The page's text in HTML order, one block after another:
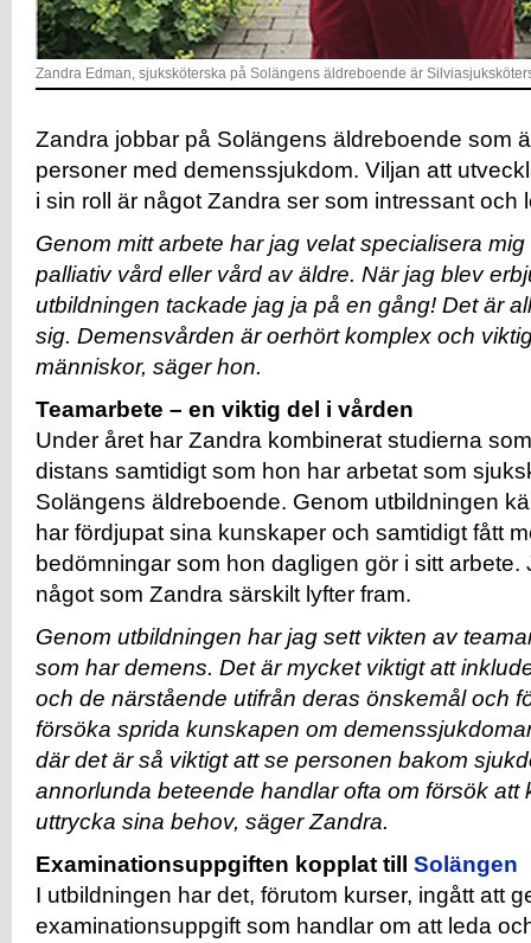
Zandra Edman, sjuksköterska på Solängens äldreboende är
Zandra jobbar på Solängens äldreboende som
personer med demenssjukdom. Viljan att
i sin roll är något Zandra ser som intressant och
Genom mitt arbete har jag velat specialisera
palliativ vård eller vård av äldre. När jag blev
utbildningen tackade jag ja på en gång! Det är
sig. Demensvården är oerhört komplex och
människor, säger hon.
Teamarbete – en viktig del i vården
Under året har Zandra kombinerat studierna
distans samtidigt som hon har arbetat som
Solängens äldreboende. Genom utbildningen
har fördjupat sina kunskaper och samtidigt fått
bedömningar som hon dagligen gör i sitt arbete.
något som Zandra särskilt lyfter fram.
Genom utbildningen har jag sett vikten av
som har demens. Det är mycket viktigt att
och de närstående utifrån deras önskemål och
försöka sprida kunskapen om
där det är så viktigt att se personen bakom
annorlunda beteende handlar ofta om försök att
uttrycka sina behov, säger Zandra.
Examinationsuppgiften kopplat till Solängen
I utbildningen har det, förutom kurser, ingått att
examinationsuppgift som handlar om att leda